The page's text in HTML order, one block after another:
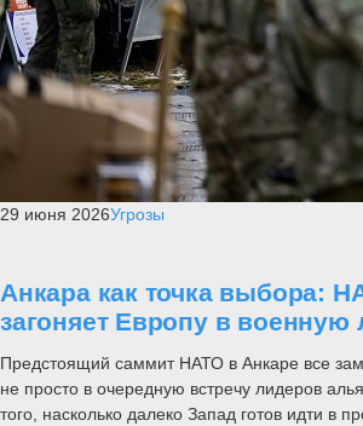
29 июня 2026Угрозы
Анкара как точка выбора:
загоняет Европу в военную
Предстоящий саммит НАТО в Анкаре все
не просто в очередную встречу лидеров
того, насколько далеко Запад готов идти в